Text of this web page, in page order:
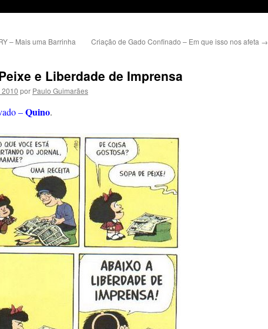
– Mais uma Barrinha
Criação de Gado Confinado – Em que isso nos afeta →
e Liberdade de Imprensa
por Paulo Guimarães
–Quino.